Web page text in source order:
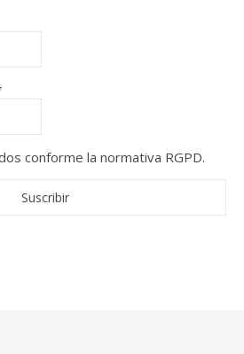
conforme la normativa RGPD.